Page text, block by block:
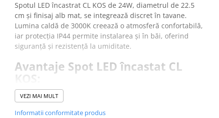
Spotul LED încastrat CL KOS de 24W, diametrul de 22.5
cm și finisaj alb mat, se integrează discret în tavane.
Lumina caldă de 3000K creează o atmosferă confortabilă,
iar protecția IP44 permite instalarea și în băi, oferind
siguranță și rezistență la umiditate.
Avantaje Spot LED încastat CL
Design modern
Lumină caldă 3000K
plăcută.
VEZI MAI MULT
Informatii conformitate produs